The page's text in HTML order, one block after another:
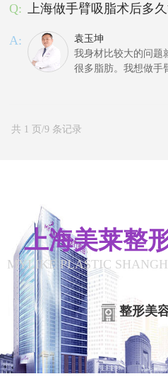
Q: 上海做手臂吸脂术后多
A:
袁玉坤
我身材比较大的问题
很多脂肪。我想做手
共 1 页/9 条记录
上海美莱整
MYLIKE PLASTIC
整形美